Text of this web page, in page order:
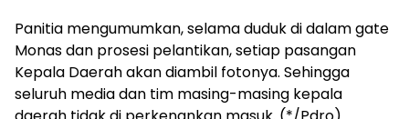
Panitia mengumumkan, selama duduk di dalam gate
Monas dan prosesi pelantikan, setiap pasangan
Kepala Daerah akan diambil fotonya. Sehingga
seluruh media dan tim masing-masing kepala